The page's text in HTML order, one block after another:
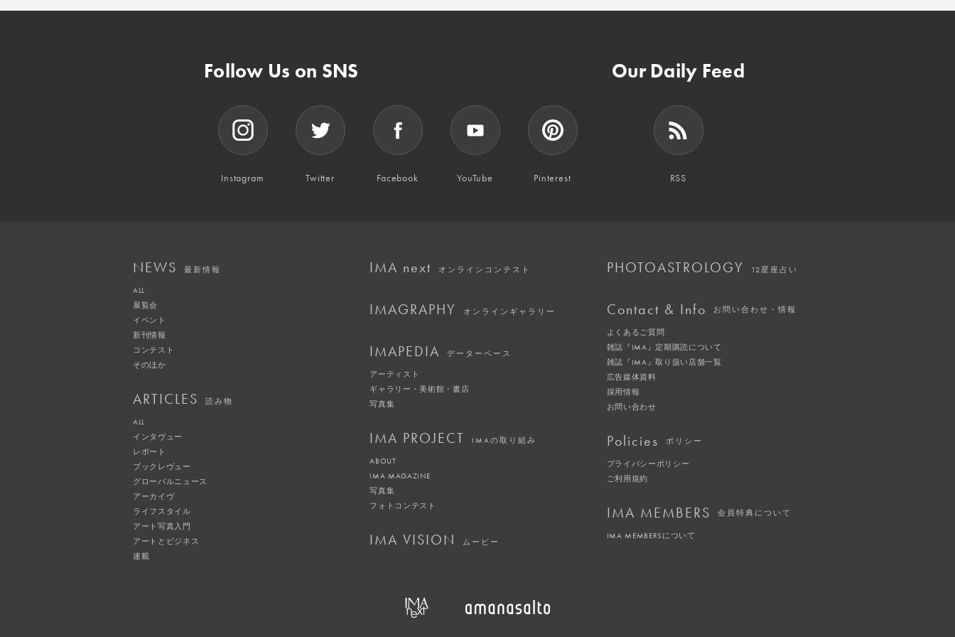
Follow Us on SNS
Instagram Twitter Facebook YouTube Pinterest
Our Daily Feed
RSS
NEWS 最新情報
ALL
展覧会
イベント
新刊情報
コンテスト
そのほか
ARTICLES 読み物
ALL
インタヴュー
レポート
ブックレヴュー
グローバルニュース
アーカイヴ
ライフスタイル
アート写真入門
アートとビジネス
連載
IMA next オンラインコンテスト
IMAGRAPHY オンラインギャラリー
IMAPEDIA データーベース
アーティスト
ギャラリー・美術館・書店
写真集
IMA PROJECT IMAの取り組み
ABOUT
IMA MAGAZINE
写真集
フォトコンテスト
IMA VISION ムービー
PHOTOASTROLOGY 12星座占い
Contact & Info お問い合わせ・情報
よくあるご質問
雑誌『IMA』定期購読について
雑誌『IMA』取り扱い店舗一覧
広告媒体資料
採用情報
お問い合わせ
Policies ポリシー
プライバシーポリシー
ご利用規約
IMA MEMBERS 会員特典について
IMA MEMBERSについて